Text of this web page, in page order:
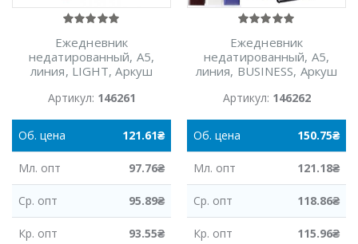
Ежедневник
недатированный, А5,
линия, LIGHT, Аркуш
Артикул: 146261
Об. цена 121.61₴
Мл. опт 97.76₴
Ср. опт 95.89₴
Кр. опт 93.55₴
Ежедневник
недатированный, А5,
линия, BUSINESS, Аркуш
Артикул: 146262
Об. цена 150.75₴
Мл. опт 121.18₴
Ср. опт 118.86₴
Кр. опт 115.96₴